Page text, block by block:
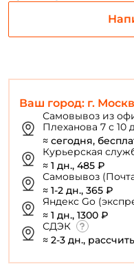
Ваш город: г.
Самовывоз из
Плеханова 7 с 10
≈ сегодня,
Курьерская
≈ 1 дн., 485 ₽
Самовывоз
≈ 1-2 дн., 365 ₽
Яндекс Go
≈ 1 дн., 1300 ₽
СДЭК
≈ 2-3 дн.,
Придумайте пароль: *
Повторите пароль: *
Заполняя данную
персональных данных